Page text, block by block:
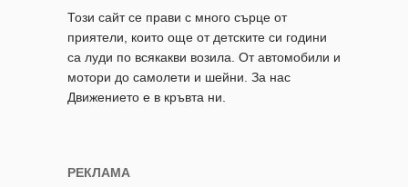
Този сайт се прави с много сърце от
приятели, които още от детските си години
са луди по всякакви возила. От автомобили и
мотори до самолети и шейни. За нас
Движението е в кръвта ни.
РЕКЛАМА